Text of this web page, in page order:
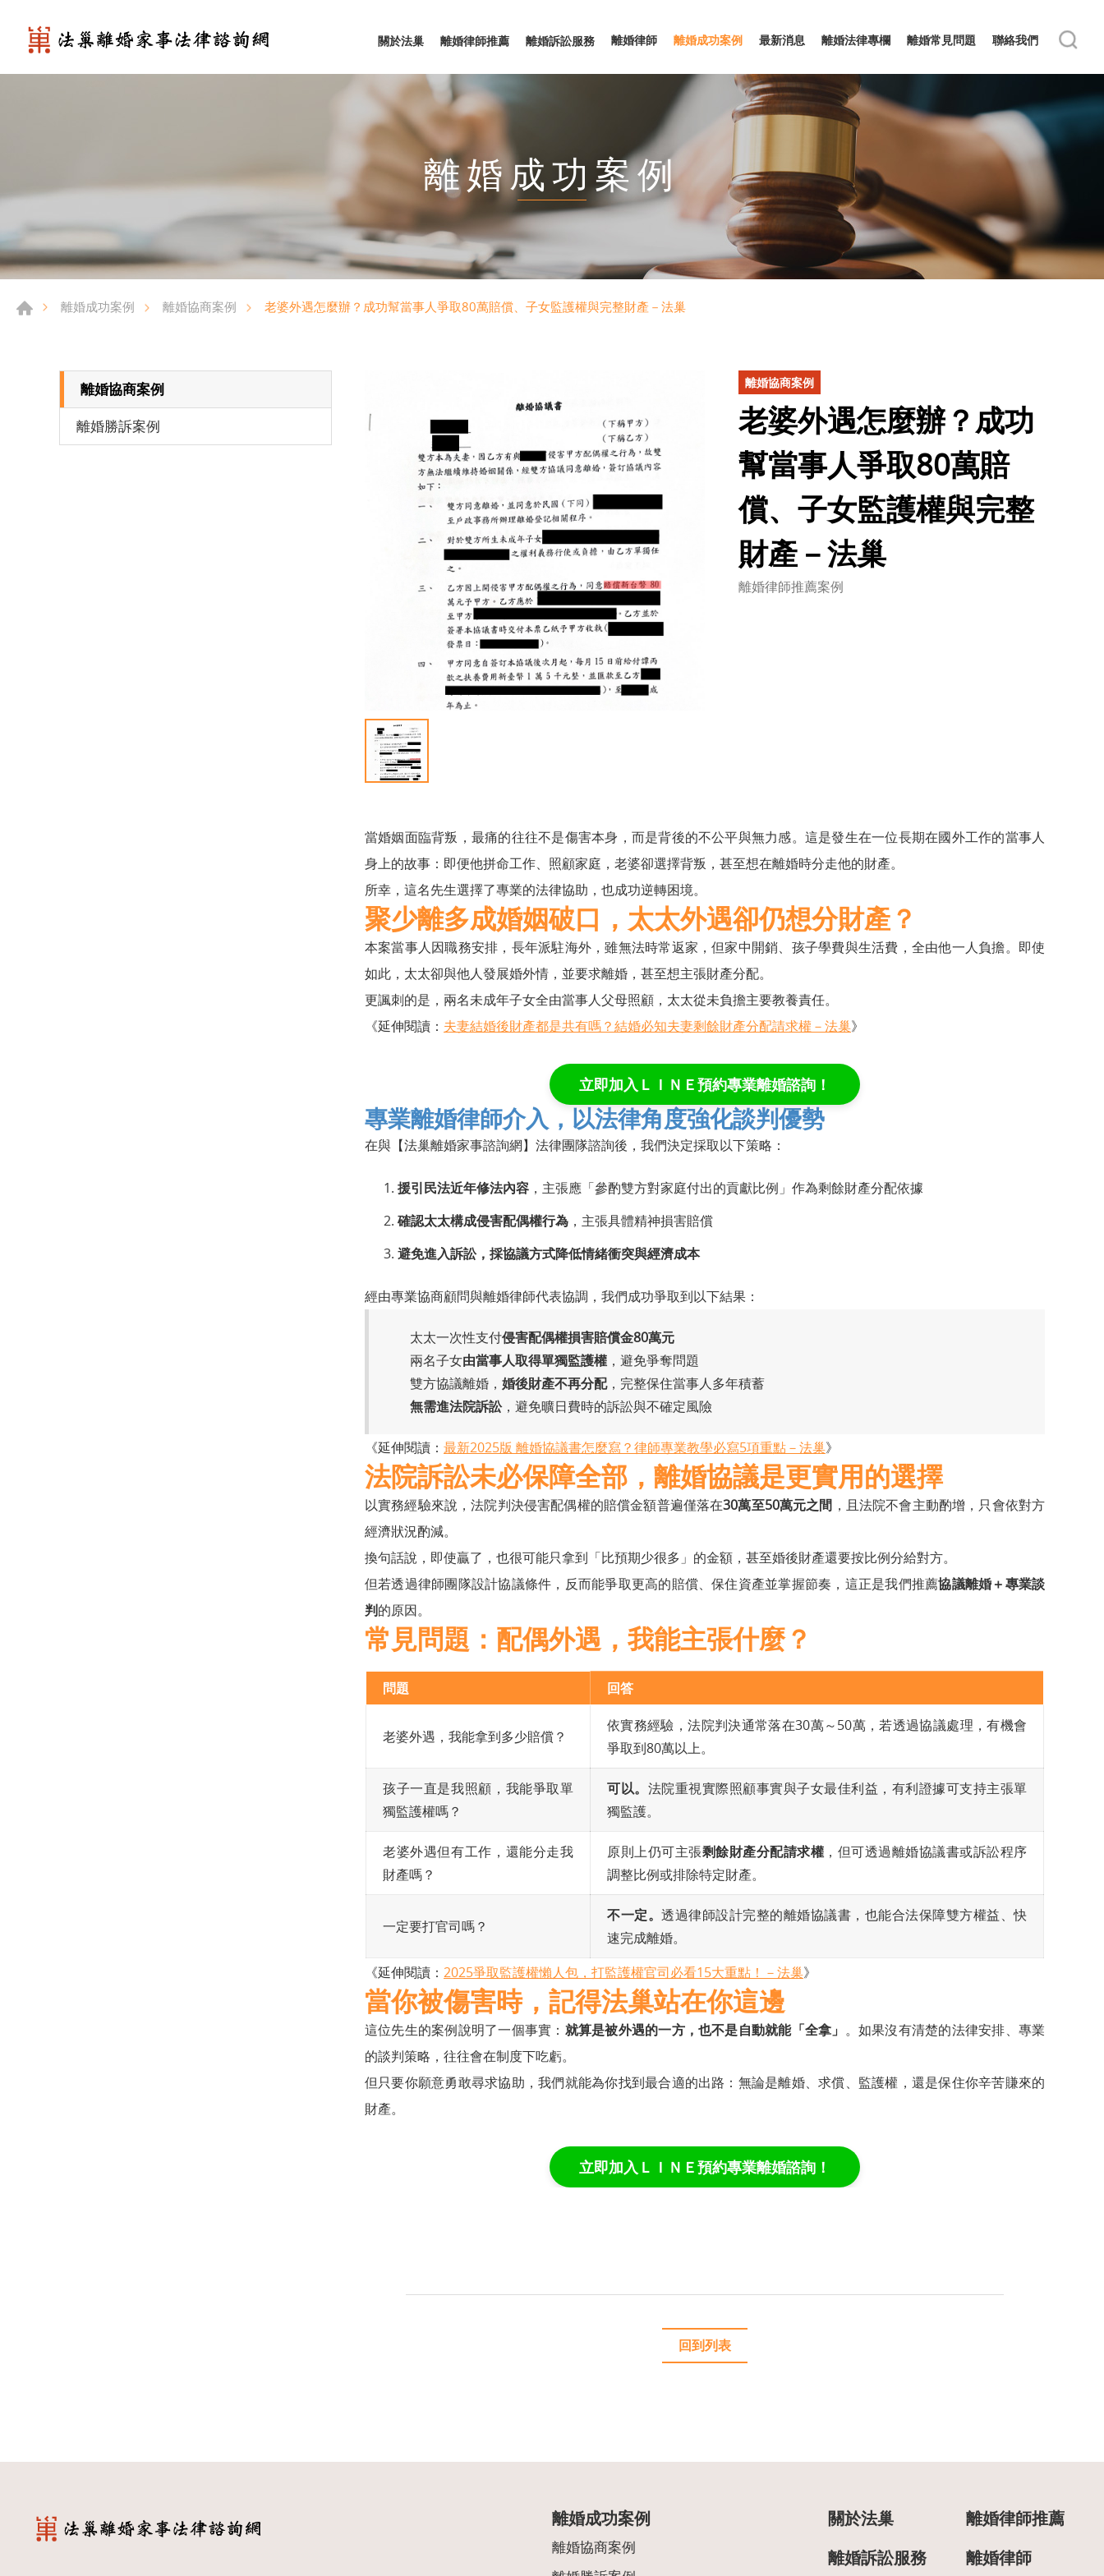
關於法巢 離婚律師推薦 離婚訴訟服務 離婚律師 離婚成功案例 最新消息 離婚法律專欄 離婚常見問題 聯絡我們
離婚成功案例
離婚成功案例 離婚協商案例 老婆外遇怎麼辦？成功幫當事人爭取80萬賠償、子女監護權與完整財產－法巢
離婚協商案例
離婚勝訴案例
離婚協商案例
老婆外遇怎麼辦？成功
幫當事人爭取80萬賠
償、子女監護權與完整
財產－法巢
離婚律師推薦案例
當婚姻面臨背叛，最痛的往往不是傷害本身，而是背後的不公平與無力感。這是發生在一位長期在國外工作的當事人
身上的故事：即便他拼命工作、照顧家庭，老婆卻選擇背叛，甚至想在離婚時分走他的財產。
所幸，這名先生選擇了專業的法律協助，也成功逆轉困境。
聚少離多成婚姻破口，太太外遇卻仍想分財產？
本案當事人因職務安排，長年派駐海外，雖無法時常返家，但家中開銷、孩子學費與生活費，全由他一人負擔。即使
如此，太太卻與他人發展婚外情，並要求離婚，甚至想主張財產分配。
更諷刺的是，兩名未成年子女全由當事人父母照顧，太太從未負擔主要教養責任。
《延伸閱讀： 夫妻結婚後財產都是共有嗎？結婚必知夫妻剩餘財產分配請求權－法巢》
立即加入ＬＩＮＥ預約專業離婚諮詢！
專業離婚律師介入，以法律角度強化談判優勢
在與【法巢離婚家事諮詢網】法律團隊諮詢後，我們決定採取以下策略：
援引民法近年修法內容 ，主張應「參酌雙方對家庭付出的貢獻比例」作為剩餘財產分配依據
確認太太構成侵害配偶權行為 ，主張具體精神損害賠償
避免進入訴訟，採協議方式降低情緒衝突與經濟成本
經由專業協商顧問與離婚律師代表協調，我們成功爭取到以下結果：
太太一次性支付侵害配偶權損害賠償金80萬元
兩名子女由當事人取得單獨監護權，避免爭奪問題
雙方協議離婚， 婚後財產不再分配，完整保住當事人多年積蓄
無需進法院訴訟，避免曠日費時的訴訟與不確定風險
《延伸閱讀： 最新2025版 離婚協議書怎麼寫？律師專業教學必寫5項重點－法巢》
法院訴訟未必保障全部，離婚協議是更實用的選擇
以實務經驗來說，法院判決侵害配偶權的賠償金額普遍僅落在30萬至50萬元之間 ，且法院不會主動酌增，只會依對方
經濟狀況酌減。
換句話說，即使贏了，也很可能只拿到「比預期少很多」的金額，甚至婚後財產還要按比例分給對方。
但若透過律師團隊設計協議條件，反而能爭取更高的賠償、保住資產並掌握節奏，這正是我們推薦協議離婚＋專業談
判的原因。
常見問題：配偶外遇，我能主張什麼？
問題 回答
老婆外遇，我能拿到多少賠償？
依實務經驗，法院判決通常落在30萬～50萬，若透過協議處理，有機會
爭取到80萬以上。
孩子一直是我照顧，我能爭取單
獨監護權嗎？
可以。 法院重視實際照顧事實與子女最佳利益，有利證據可支持主張單
獨監護。
老婆外遇但有工作，還能分走我
財產嗎？
原則上仍可主張剩餘財產分配請求權 ，但可透過離婚協議書或訴訟程序
調整比例或排除特定財產。
一定要打官司嗎？
不一定。 透過律師設計完整的離婚協議書，也能合法保障雙方權益、快
速完成離婚。
《延伸閱讀： 2025爭取監護權懶人包，打監護權官司必看15大重點！－法巢》
當你被傷害時，記得法巢站在你這邊
這位先生的案例說明了一個事實： 就算是被外遇的一方，也不是自動就能「全拿」 。如果沒有清楚的法律安排、專業
的談判策略，往往會在制度下吃虧。
但只要你願意勇敢尋求協助，我們就能為你找到最合適的出路：無論是離婚、求償、監護權，還是保住你辛苦賺來的
財產。
立即加入ＬＩＮＥ預約專業離婚諮詢！
回到列表
離婚成功案例
離婚協商案例
關於法巢
離婚律師推薦
離婚訴訟服務
離婚律師